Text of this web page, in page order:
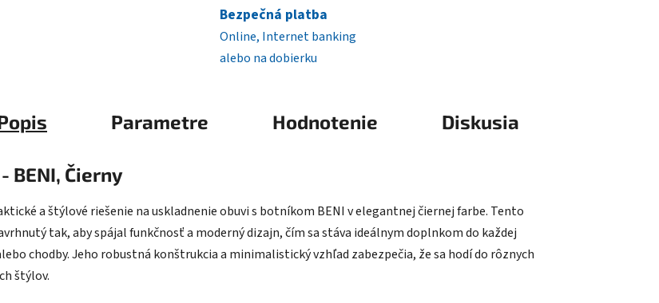
Bezpečná platba
Online, Internet banking
alebo na dobierku
Parametre Hodnotenie Diskusia
BENI, Čierny
a štýlové riešenie na uskladnenie obuvi s botníkom BENI v elegantnej čiernej farbe. Tento
tak, aby spájal funkčnosť a moderný dizajn, čím sa stáva ideálnym doplnkom do každej
chodby. Jeho robustná konštrukcia a minimalistický vzhľad zabezpečia, že sa hodí do rôznych
štýlov.